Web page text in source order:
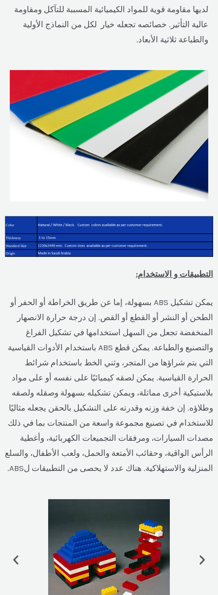
لديها مقاومة قوية للمواد الكيميائية المسببة للتآكل ومقاومة
عالية التأثير. خصائصه تجعله خيار لكل من النماذج الأولية
والطباعة ثلاثية الأبعاد.
التطبيقات و الاستخدام:
يمكن تشكيل ABS بسهولة، إما عن طريق الخراطة أو الحفر أو
الطحن أو النشر أو القطع أو القص. إن درجة حرارة الانصهار
المنخفضة تجعل من السهل استخدامها في تشكيل الفراغ
والتصنيع والطباعة. يمكن قطع ABS باستخدام الأدوات القياسية
التي يتم شراؤها من المتجر، وثني الخط باستخدام شرائط
الحرارة القياسية. يمكن لصقه كيميائيًا على نفسه أو على مواد
بلاستيكية أخرى مماثلة، ويمكن تشكيله بسهولة وصقله ولصقه
وطلاؤه. إن خفة وزنه وقدرته على التشكيل بالحقن يجعله مثاليًا
للاستخدام في تصنيع مجموعة واسعة من المنتجات بما في ذلك
مصدات السيارات، ومرفقات التجميعات الكهربائية، وأغطية
الرأس الواقية، وحقائب الأمتعة والحمل، ولعب الأطفال، والسلع
المنزلية والاستهلاكية. هناك عدد لا يحصى من التطبيقات لABS.